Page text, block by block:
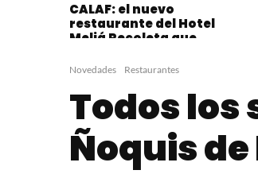
CALAF: el nuevo
restaurante del Hotel
Meliá Recoleta que
sabor
Novedades Restaurantes
Todos los
Ñoquis